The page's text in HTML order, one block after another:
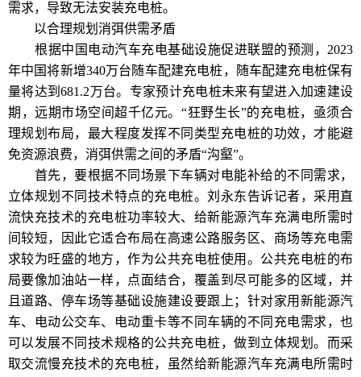
需求，导致无法安装充电桩。
以合理规划消弭供需矛盾
根据中国电动汽车充电基础设施促进联盟的预测，2023
年中国将新增340万台随车配建充电桩，随车配建充电桩保有
量将达到681.2万台。专家预计充电桩未来有望进入加速建设
期，远期市场空间超千亿元。“狂野生长”的充电桩，亟须合
理规划布局，最大程度发挥不同类型充电桩的功效，才能避
免资源浪费，消弭供需之间的矛盾“沟壑”。
首先，要根据不同场景下车辆对电能补给的不同需求，
立体规划不同技术特点的充电桩。刘永东告诉记者，采用直
流快充技术的充电桩功率较大、给新能源汽车充满电所需时
间较短，因此它适合布局在高速公路服务区、商场等充电需
求较为旺盛的地方，作为公共充电桩使用。公共充电桩的布
局要像加油站一样，点面结合，覆盖到尽可能多的区域，并
且道路、停车场等基础设施建设要跟上；针对家用新能源汽
车、电动公交车、电动重卡等不同车辆的不同充电需求，也
可以发展不同技术规格的公共充电桩，做到立体规划。而采
取交流慢充技术的充电桩，虽然给新能源汽车充满电所需时